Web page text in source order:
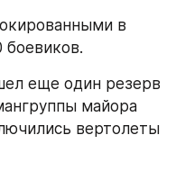
в
еще один резерв
майора
вертолеты